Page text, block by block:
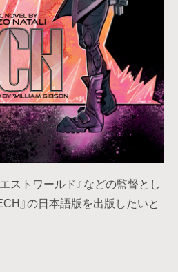
ストワールド』などの監督とし
』の日本語版を出版したいと